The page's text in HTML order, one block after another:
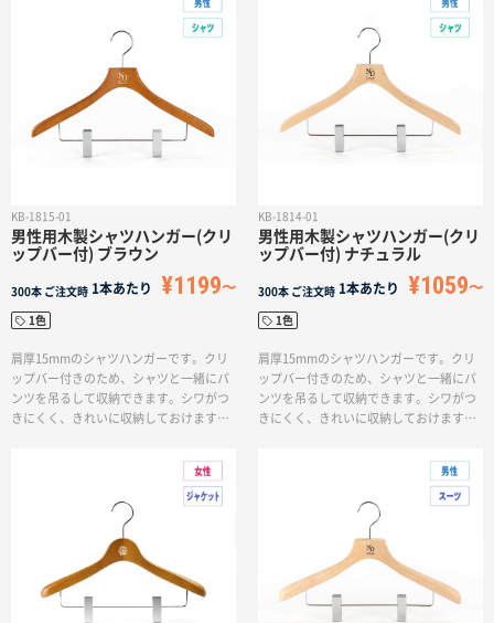
名入れグループサイト
KB-1815-01
男性用木製シャツハンガー(クリ
ップバー付) ブラウン
300本 ご注文時 1本あたり ¥1199
1色
肩厚15mmのシャツハンガーです。クリ
ップバー付きのため、シャツと一緒にパ
ンツを吊るして収納できます。シワがつ
きにくく、きれいに収納しておけます。
字がわかりづらくなりますので、シルク
印刷がおすすめです。卒業や創立・周年
記念にぴったりな記念名入れハンガーが
お作りいただけます。
KB-1814-01
男性用木製シャツハンガー(クリ
ップバー付) ナチュラル
300本 ご注文時 1本あたり ¥1059
1色
肩厚15mmのシャツハンガーです。クリ
ップバー付きのため、シャツと一緒にパ
ンツを吊るして収納できます。シワがつ
きにくく、きれいに収納しておけます。
な記念名入れハンガーがお作りいただけ